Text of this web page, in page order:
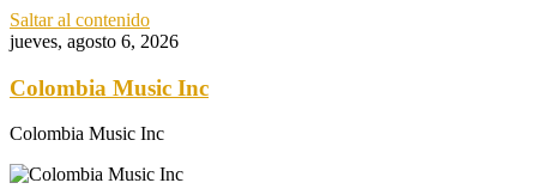
Saltar al contenido
jueves, agosto 6, 2026
Colombia Music Inc
Colombia Music Inc